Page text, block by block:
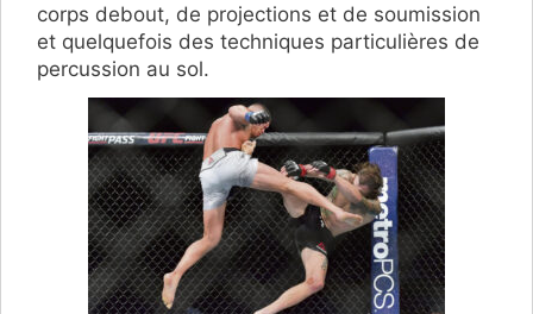
corps debout, de projections et de soumission
et quelquefois des techniques particulières de
percussion au sol.